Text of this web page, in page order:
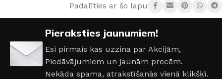
Padalīties ar šo lapu:
Pieraksties jaunumiem!
Esi pirmais kas uzzina par Akcijām,
Piedāvājumiem un jaunām precēm.
Nekāda spama, atrakstīšanās vienā klikšķī.